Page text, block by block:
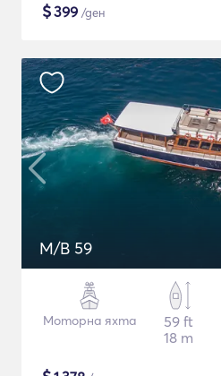
$399 /ден
M/B 59
Моторна яхта
59 ft
18 m